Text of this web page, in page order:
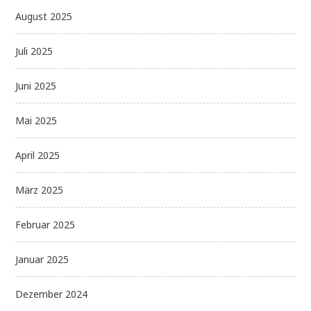
August 2025
Juli 2025
Juni 2025
Mai 2025
April 2025
März 2025
Februar 2025
Januar 2025
Dezember 2024